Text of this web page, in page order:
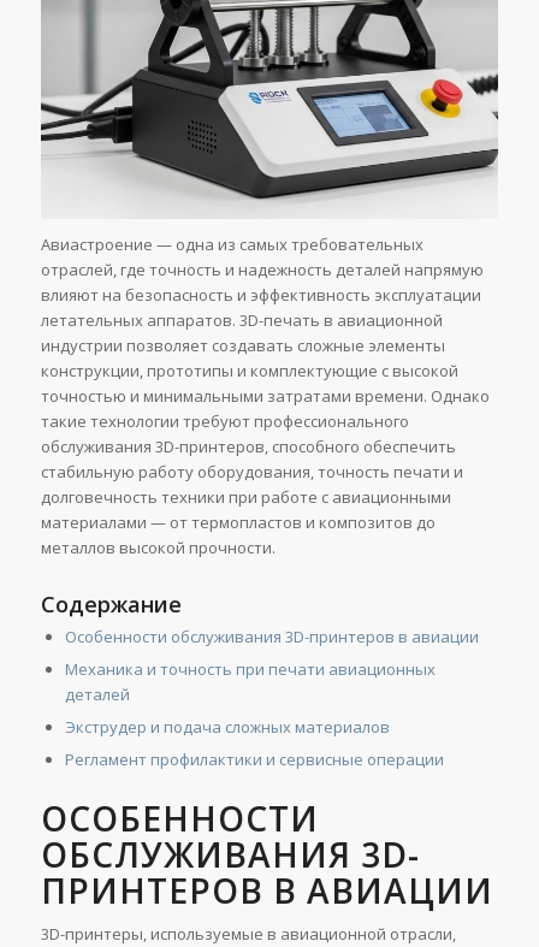
Авиастроение — одна из самых требовательных
отраслей, где точность и надежность деталей напрямую
влияют на безопасность и эффективность эксплуатации
летательных аппаратов. 3D-печать в авиационной
индустрии позволяет создавать сложные элементы
конструкции, прототипы и комплектующие с высокой
точностью и минимальными затратами времени. Однако
такие технологии требуют профессионального
обслуживания 3D-принтеров, способного обеспечить
стабильную работу оборудования, точность печати и
долговечность техники при работе с авиационными
материалами — от термопластов и композитов до
металлов высокой прочности.
Содержание
Особенности обслуживания 3D-принтеров в авиации
Механика и точность при печати авиационных
деталей
Экструдер и подача сложных материалов
Регламент профилактики и сервисные операции
ОСОБЕННОСТИ
ОБСЛУЖИВАНИЯ 3D-
ПРИНТЕРОВ В АВИАЦИИ
3D-принтеры, используемые в авиационной отрасли,